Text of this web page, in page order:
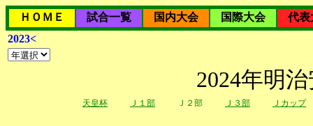
ＨＯＭＥ 試合一覧 国内大会 国際大会
代表
2023<
2024年明
天皇杯 Ｊ１部 Ｊ２部 Ｊ３部 Ｊカップ